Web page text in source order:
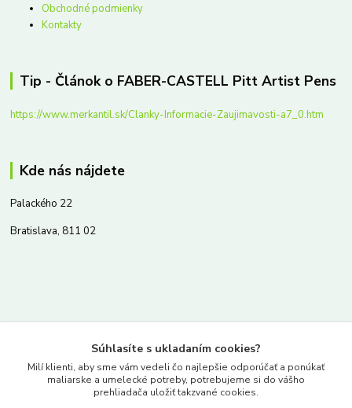
Obchodné podmienky
Kontakty
Tip - Článok o FABER-CASTELL Pitt Artist Pens
https://www.merkantil.sk/Clanky-Informacie-Zaujimavosti-a7_0.htm
Kde nás nájdete
Palackého 22
Bratislava, 811 02
www.merkantil.sk
Súhlasíte s ukladaním cookies?
Milí klienti, aby sme vám vedeli čo najlepšie odporúčať a ponúkať
maliarske a umelecké potreby, potrebujeme si do vášho
prehliadača uložiť takzvané cookies.